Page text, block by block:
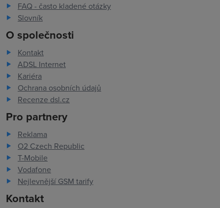
FAQ - často kladené otázky
Slovník
O společnosti
Kontakt
ADSL Internet
Kariéra
Ochrana osobních údajů
Recenze dsl.cz
Pro partnery
Reklama
O2 Czech Republic
T-Mobile
Vodafone
Nejlevnější GSM tarify
Kontakt